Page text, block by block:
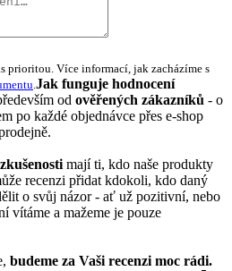
prioritou. Více informací, jak zacházíme s
.Jak funguje hodnocení
od ověřených zákazníků - o
po každé objednávce přes e-shop
mají ti, kdo naše produkty
recenzi přidat kdokoli, kdo daný
o svůj názor - ať už pozitivní, nebo
vítáme a mažeme je pouze
budeme za Vaši recenzi moc rádi.